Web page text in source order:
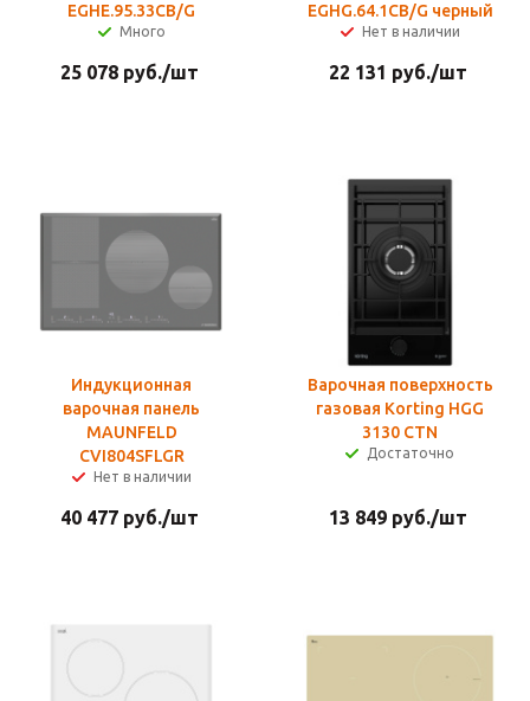
EGHE.95.33CB/G
Много
25 078руб./шт
EGHG.64.1CB/G черный
Нет в наличии
22 131 руб./шт
Индукционная
варочная панель
MAUNFELD
CVI804SFLGR
Нет в наличии
40 477руб./шт
Варочная поверхность
газовая Korting HGG
3130 CTN
Достаточно
13 849руб./шт